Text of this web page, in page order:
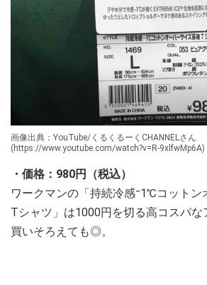
画像出典：YouTube/くるくるーくCHANNELさん
(https://www.youtube.com/watch?v=R-9xlfwMp6A)
・価格：980円（税込）
ワークマンの「持続冷感⁻1℃コットン
Tシャツ」は1000円を切る高コスパ
買いそろえても◎。